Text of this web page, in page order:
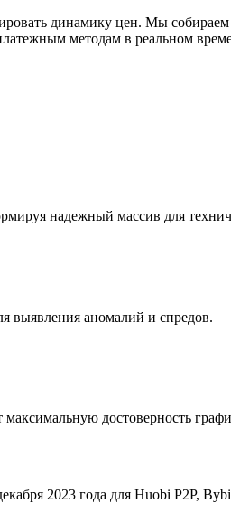
динамику цен. Мы
методам в реальном
надежный массив для
выявления аномалий и спредов.
достоверность
2023 года для Huobi P2P,